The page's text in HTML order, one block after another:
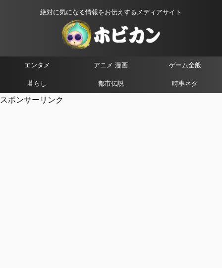
絶対に気になる情報をお伝えするメディアサイト
エンタメ アニメ 漫画 ゲーム全般
暮らし 都市伝説 時事ネタ
スポンサーリンク